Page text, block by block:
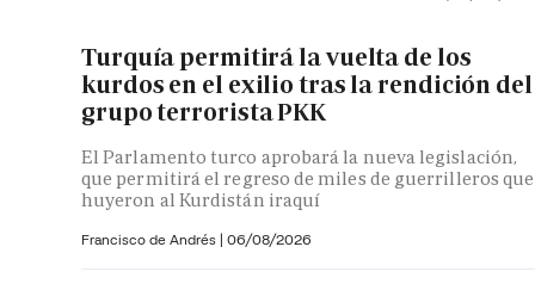
Turquía permitirá la vuelta de los
kurdos en el exilio tras la rendición del
grupo terrorista PKK
El Parlamento turco aprobará la nueva legislación,
que permitirá el regreso de miles de guerrilleros que
huyeron al Kurdistán iraquí
Francisco de Andrés | 06/08/2026